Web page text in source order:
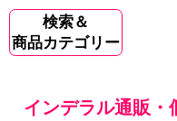
検索＆
商品カテゴリー
インデラル通販・